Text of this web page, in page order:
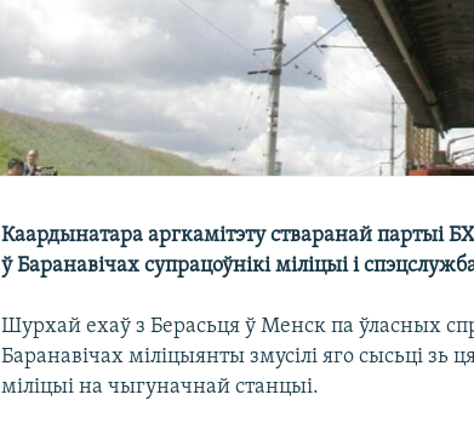
Каардынатара аргкамітэту стваранай партыі
ў Баранавічах супрацоўнікі міліцыі і
Шурхай ехаў з Берасьця ў Менск па ўласных
Баранавічах міліцыянты змусілі яго сысьці зь
міліцыі на чыгуначнай станцыі.